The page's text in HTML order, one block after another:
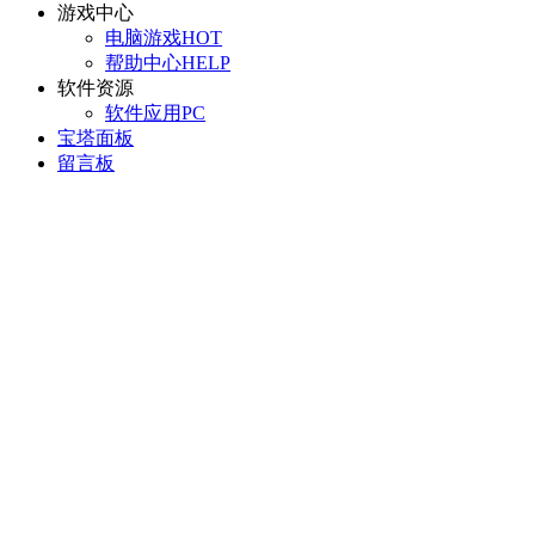
游戏中心
电脑游戏HOT
帮助中心HELP
软件资源
软件应用PC
宝塔面板
留言板